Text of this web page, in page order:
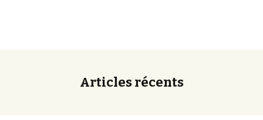
Articles récents